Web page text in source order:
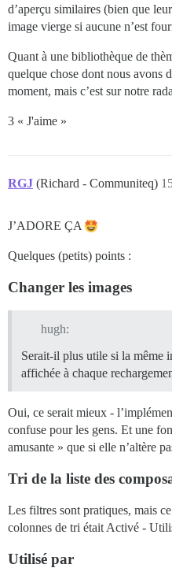
d’aperçu similaires (bien que
image vierge si aucune n’est
Quant à une bibliothèque de
quelque chose dont nous avons
moment, mais c’est sur notre
3 « J'aime »
RGJ (Richard - Communiteq)
J’ADORE ÇA
Quelques (petits) points :
Changer les images
hugh:
Serait-il plus utile si la même
affichée à chaque
Oui, ce serait mieux -
confuse pour les gens. Et une
amusante » que si elle n’altère
Tri de la liste des
Les filtres sont pratiques, mais
colonnes de tri était Activé -
Utilisé par